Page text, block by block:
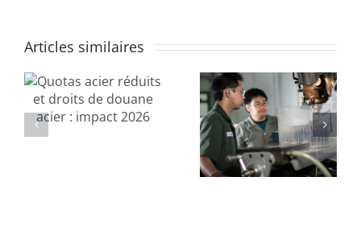
Articles similaires
Usinage :
un métier
choisir
pour
réussir vos
projets